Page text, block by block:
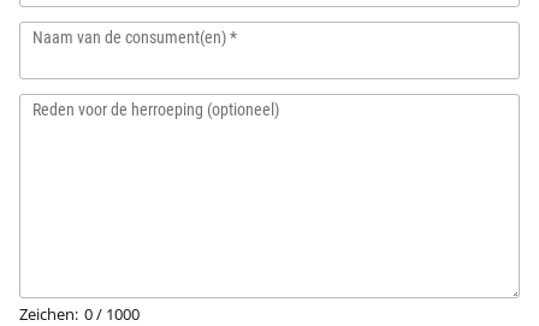
Naam van de consument(en)
Reden voor de herroeping (optioneel)
0/ 1000
Hangende weegschalen
Kraanweegschalen
Orgelschalen
Weegschaal inclusief software
Accessoires
Spannings- en compressiebelastingcellen
Trekapparaten
Videomicroscopen
Externe verlichting
Toepassingen voor experts
Suiker
Universele toepassingen
Newton-gewichten
Geluidsniveaumeter
Kleurmeting
Overig